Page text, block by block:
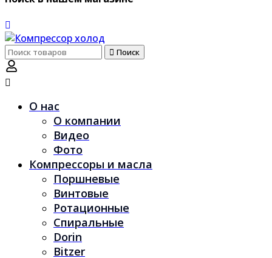
Поиск
по:
Поиск
О нас
О компании
Видео
Фото
Компрессоры и масла
Поршневые
Винтовые
Ротационные
Спиральные
Dorin
Bitzer